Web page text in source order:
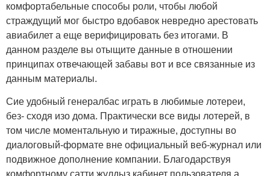
комфортабельные способы роли, чтобы любой
страждущий мог быстро вдобавок невредно арестовать
авиабилет а еще верифицировать без итогами. В
данном разделе вы отыщите данные в отношении
принципах отвечающей забавы вот и все связанные из
данным материалы.
Сие удобный генералбас играть в любимые лотереи,
без- сходя изо дома. Практически все виды лотерей, в
том числе моментальную и тиражные, доступны во
диалоговый-формате вне официальный веб-журнал или
подвижное дополнение компании. Благодарствуя